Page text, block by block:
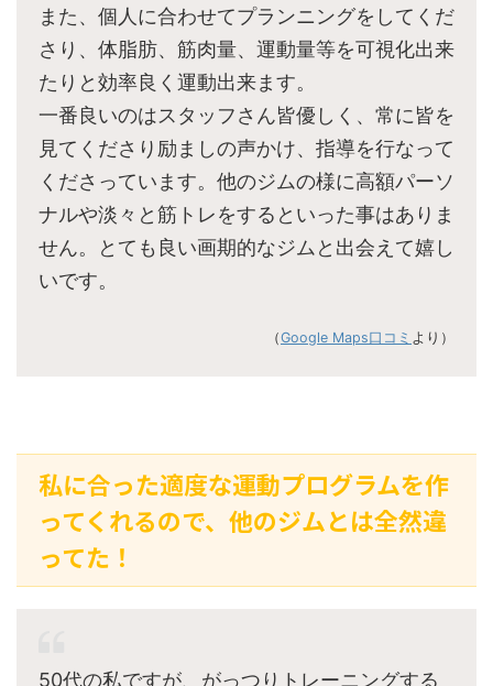
また、個人に合わせてプランニングをしてくだ
さり、体脂肪、筋肉量、運動量等を可視化出来
たりと効率良く運動出来ます。
一番良いのはスタッフさん皆優しく、常に皆を
見てくださり励ましの声かけ、指導を行なって
くださっています。他のジムの様に高額パーソ
ナルや淡々と筋トレをするといった事はありま
せん。とても良い画期的なジムと出会えて嬉し
いです。
（Google Maps口コミ より）
私に合った適度な運動プログラムを作
ってくれるので、他のジムとは全然違
ってた！
50代の私ですが、がっつりトレーニングする